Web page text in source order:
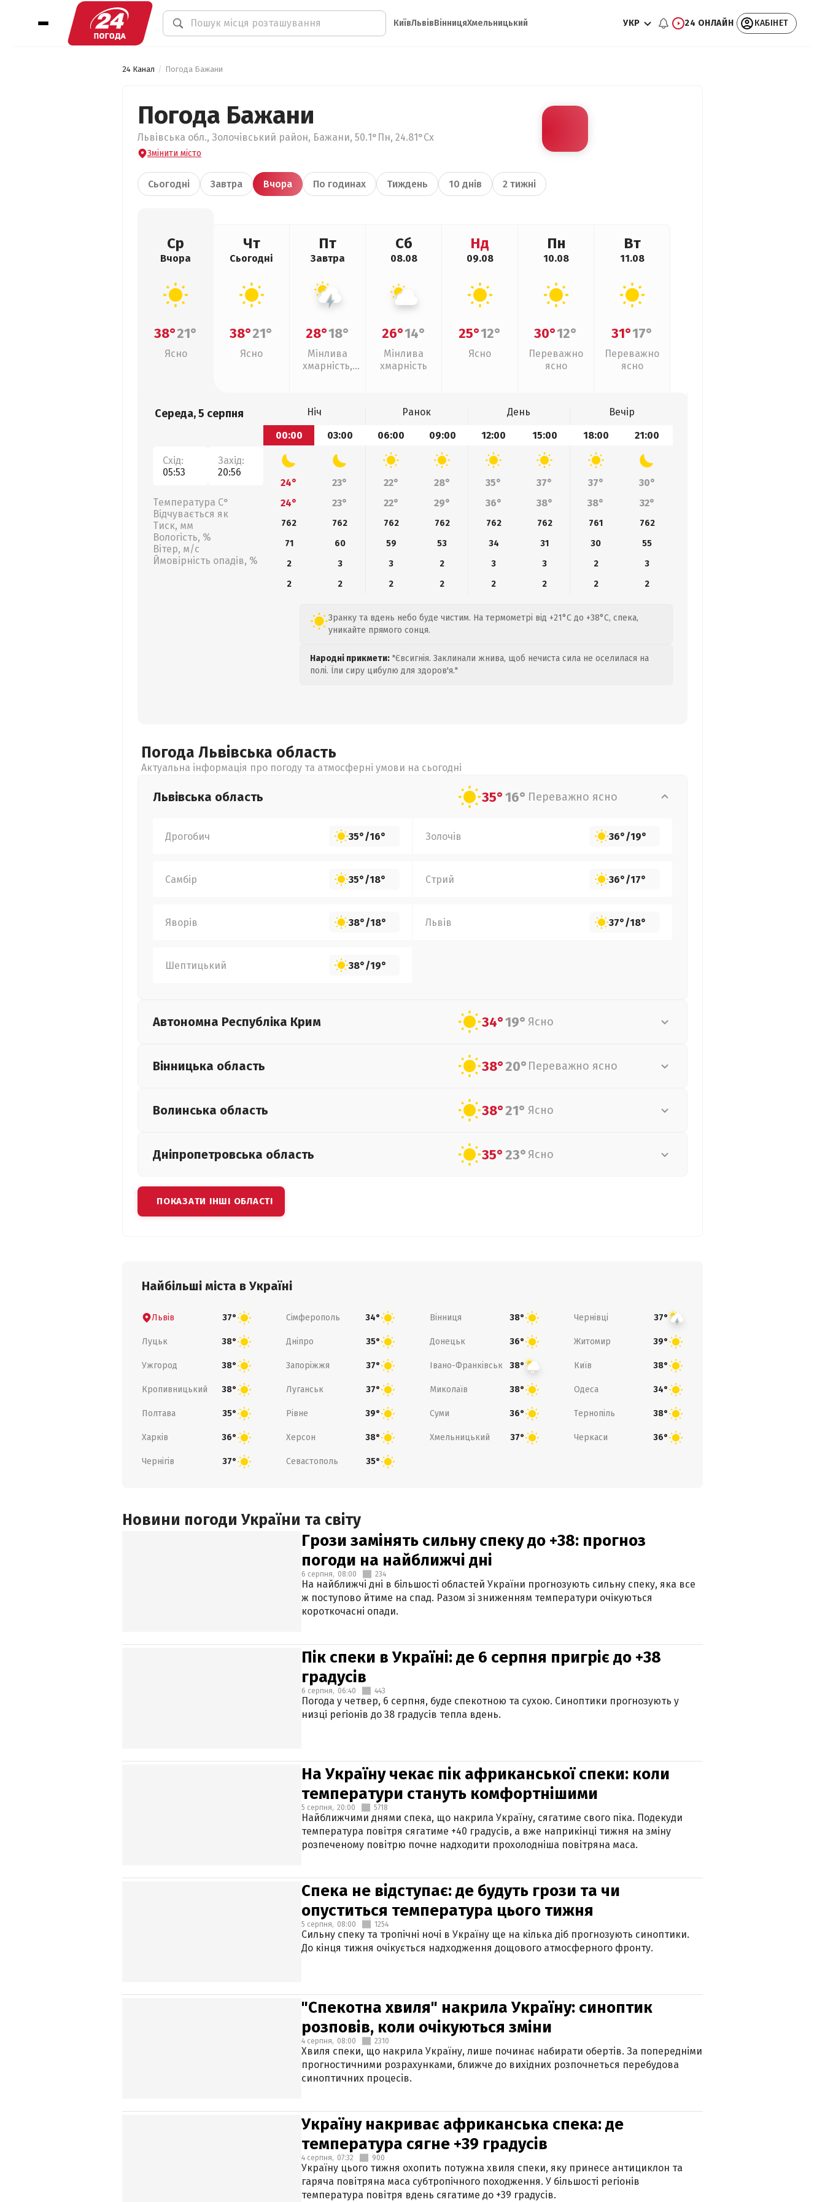
КиївЛьвівВінницяХмельницький УКР 24 ОНЛАЙН КАБІНЕТ
24 Канал Погода Бажани
Погода Бажани
Львівська обл., Золочівський район, Бажани, 50.1°Пн, 24.81°Сх
Змінити місто
Сьогодні Завтра Вчора По годинах Тиждень 10 днів 2 тижні
Ср
Вчора
38°21°
Ясно
Чт
Сьогодні
38°21°
Ясно
Пт
Завтра
28°18°
Мінлива
хмарність,
Сб
08.08
26°14°
Мінлива
хмарність
Нд
09.08
25°12°
Ясно
Пн
10.08
30°12°
Переважно
ясно
Вт
11.08
31°17°
Переважно
ясно
Середа, 5 серпня
Схід:
05:53
Захід:
20:56
Температура С°
Відчувається як
Тиск, мм
Вологість, %
Вітер, м/с
Ймовірність опадів, %
Ніч Ранок День
Вечір
00:00
03:00 06:00 09:00 12:00 15:00 18:00 21:00
24° 23° 22° 28° 35° 37° 37°
30°
24°
23° 22° 29° 36° 38° 38° 32°
762 762 762 762 762 762 761
762
71
60 59 53 34 31 30
55
2
3 3 2 3 3 2
3
2
2 2 2 2 2 2 2
Зранку та вдень небо буде чистим. На термометрі від +21°C до +38°C, спека,
уникайте прямого сонця.
Народні прикмети: "Євсигнія. Заклинали жнива, щоб нечиста сила не оселилася на
полі. Їли сиру цибулю для здоров'я."
Погода Львівська область
Актуальна інформація про погоду та атмосферні умови на сьогодні
Львівська область 35°16° Переважно ясно
Дрогобич 35°/16° Золочів 36°/19°
Самбір 35°/18° Стрий 36°/17°
Яворів 38°/18° Львів 37°/18°
Шептицький 38°/19°
Автономна Республіка Крим 34°19° Ясно
Вінницька область 38°20° Переважно ясно
Волинська область 38°21° Ясно
Дніпропетровська область 35°23° Ясно
ПОКАЗАТИ ІНШІ ОБЛАСТІ
Найбільші міста в Україні
Львів 37° Сімферополь 34° Вінниця 38° Чернівці 37°
Луцьк 38° Дніпро 35° Донецьк 36° Житомир 39°
Ужгород 38° Запоріжжя 37° Івано-Франківськ 38° Київ 38°
Кропивницький 38° Луганськ 37° Миколаїв 38° Одеса 34°
Полтава 35° Рівне 39° Суми 36° Тернопіль 38°
Харків 36° Херсон 38° Хмельницький 37° Черкаси 36°
Чернігів 37° Севастополь 35°
Новини погоди України та світу
Грози замінять сильну спеку до +38: прогноз
погоди на найближчі дні
6 серпня, 08:00 234
На найближчі дні в більшості областей України прогнозують сильну спеку, яка все
ж поступово йтиме на спад. Разом зі зниженням температури очікуються
короткочасні опади.
Пік спеки в Україні: де 6 серпня пригріє до +38
градусів
6 серпня, 06:40 443
Погода у четвер, 6 серпня, буде спекотною та сухою. Синоптики прогнозують у
низці регіонів до 38 градусів тепла вдень.
На Україну чекає пік африканської спеки: коли
температури стануть комфортнішими
5 серпня, 20:00 5718
Найближчими днями спека, що накрила Україну, сягатиме свого піка. Подекуди
температура повітря сягатиме +40 градусів, а вже наприкінці тижня на зміну
розпеченому повітрю почне надходити прохолодніша повітряна маса.
Спека не відступає: де будуть грози та чи
опуститься температура цього тижня
5 серпня, 08:00 1254
Сильну спеку та тропічні ночі в Україну ще на кілька діб прогнозують синоптики.
До кінця тижня очікується надходження дощового атмосферного фронту.
"Спекотна хвиля" накрила Україну: синоптик
розповів, коли очікуються зміни
4 серпня, 08:00 2310
Хвиля спеки, що накрила Україну, лише починає набирати обертів. За попередніми
прогностичними розрахунками, ближче до вихідних розпочнеться перебудова
синоптичних процесів.
Україну накриває африканська спека: де
температура сягне +39 градусів
4 серпня, 07:32 900
Україну цього тижня охопить потужна хвиля спеки, яку принесе антициклон та
гаряча повітряна маса субтропічного походження. У більшості регіонів
температура повітря вдень сягатиме до +39 градусів.